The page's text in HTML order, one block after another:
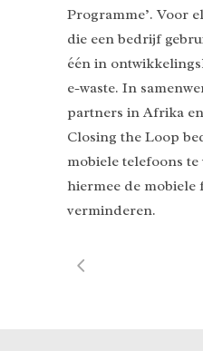
Programme’. Voor
die een bedrijf
één in
e-waste. In
partners in Afrika
Closing the Loop
mobiele telefoons
hiermee de
verminderen.